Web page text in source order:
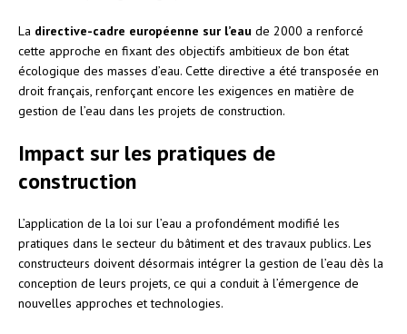
La directive-cadre européenne sur l’eau de 2000 a renforcé
cette approche en fixant des objectifs ambitieux de bon état
écologique des masses d’eau. Cette directive a été transposée en
droit français, renforçant encore les exigences en matière de
gestion de l’eau dans les projets de construction.
Impact sur les pratiques de
construction
L’application de la loi sur l’eau a profondément modifié les
pratiques dans le secteur du bâtiment et des travaux publics. Les
constructeurs doivent désormais intégrer la gestion de l’eau dès la
conception de leurs projets, ce qui a conduit à l’émergence de
nouvelles approches et technologies.